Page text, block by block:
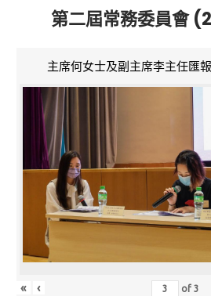
第二屆常務委員會
主席何女士及副主席李主任匯
« ‹ of3